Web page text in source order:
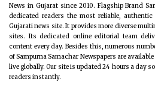
News in Gujarat since 2010. Flagship Brand
dedicated readers the most reliable,
Gujarati news site. It provides more diverse
sites. Its dedicated online editorial team
content every day. Besides this, numerous
of Sampurna Samachar Newspapers are
live globally. Our site is updated 24 hours a day
readers instantly.